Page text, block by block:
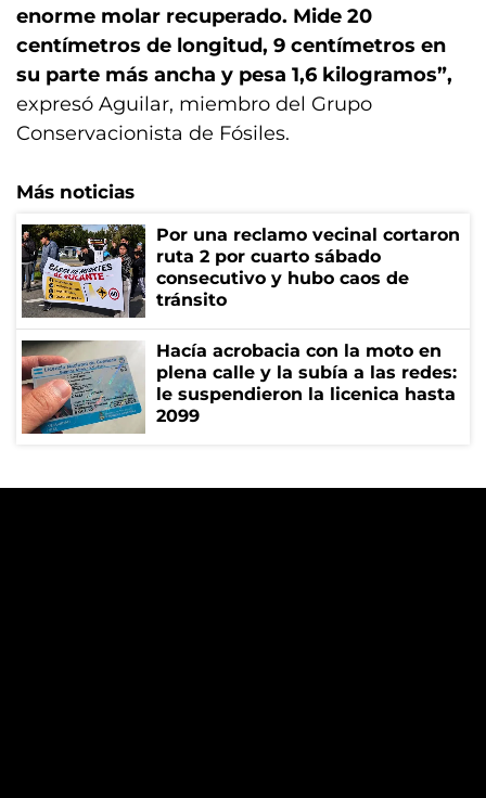
enorme molar recuperado. Mide 20
centímetros de longitud, 9 centímetros en
su parte más ancha y pesa 1,6 kilogramos”,
expresó Aguilar, miembro del Grupo
Conservacionista de Fósiles.
Más noticias
Por una reclamo vecinal cortaron
ruta 2 por cuarto sábado
consecutivo y hubo caos de
tránsito
Hacía acrobacia con la moto en
plena calle y la subía a las redes:
le suspendieron la licenica hasta
2099